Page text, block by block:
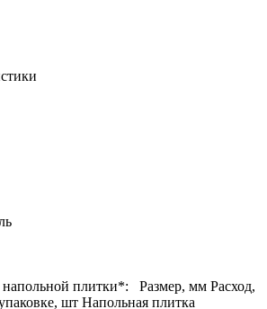
плитки*: Размер, мм Расход,
шт Напольная плитка